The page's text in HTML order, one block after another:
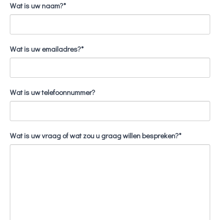
Wat is uw naam?*
Wat is uw emailadres?*
Wat is uw telefoonnummer?
Wat is uw vraag of wat zou u graag willen bespreken?*